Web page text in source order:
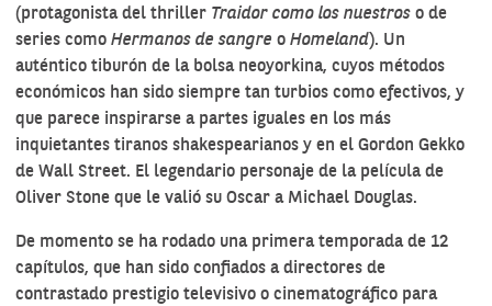
(protagonista del thriller Traidor como los nuestros o de
series como Hermanos de sangre o Homeland). Un
auténtico tiburón de la bolsa neoyorkina, cuyos métodos
económicos han sido siempre tan turbios como efectivos, y
que parece inspirarse a partes iguales en los más
inquietantes tiranos shakespearianos y en el Gordon Gekko
de Wall Street. El legendario personaje de la película de
Oliver Stone que le valió su Oscar a Michael Douglas.
De momento se ha rodado una primera temporada de 12
capítulos, que han sido confiados a directores de
contrastado prestigio televisivo o cinematográfico para